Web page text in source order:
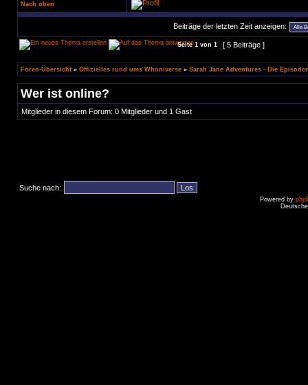
Nach oben
Beiträge der letzten Zeit anzeigen:
Seite1 von 1 [ 5 Beiträge ]
Foren-Übersicht » Offizielles rund ums Whoniverse » Sarah Jane Adventures - Die
Wer ist online?
Mitglieder in diesem Forum: 0 Mitglieder und 1 Gast
Suche nach:
Powered by